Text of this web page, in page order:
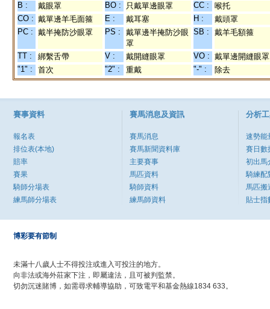
B : 戴眼罩 BO : 只戴單邊眼罩 CC :
喉托
CO : 戴單邊羊毛面箍 E : 戴耳塞 H :
戴頭罩
PC : 戴半掩防沙眼罩 PS :
戴單邊半掩防沙眼
罩
SB : 戴羊毛額箍
TT : 綁繫舌帶 V : 戴開縫眼罩 VO : 戴單邊開縫眼罩
"1" :
首次 "2" : 重戴 "-" : 除去
賽事資料
報名表
排位表(本地)
賠率
賽果
騎師分場表
練馬師分場表
賽馬消息及資訊
賽馬消息
賽馬新聞資料庫
主要賽事
馬匹資料
騎師資料
練馬師資料
分析
速勢能
賽日數
初出馬
騎練配
馬匹搬
貼士指
博彩要有節制
未滿十八歲人士不得投注或進入可投注的地方。
向非法或海外莊家下注，即屬違法，且可被判監禁。
切勿沉迷賭博，如需尋求輔導協助，可致電平和基金熱線1834 633。